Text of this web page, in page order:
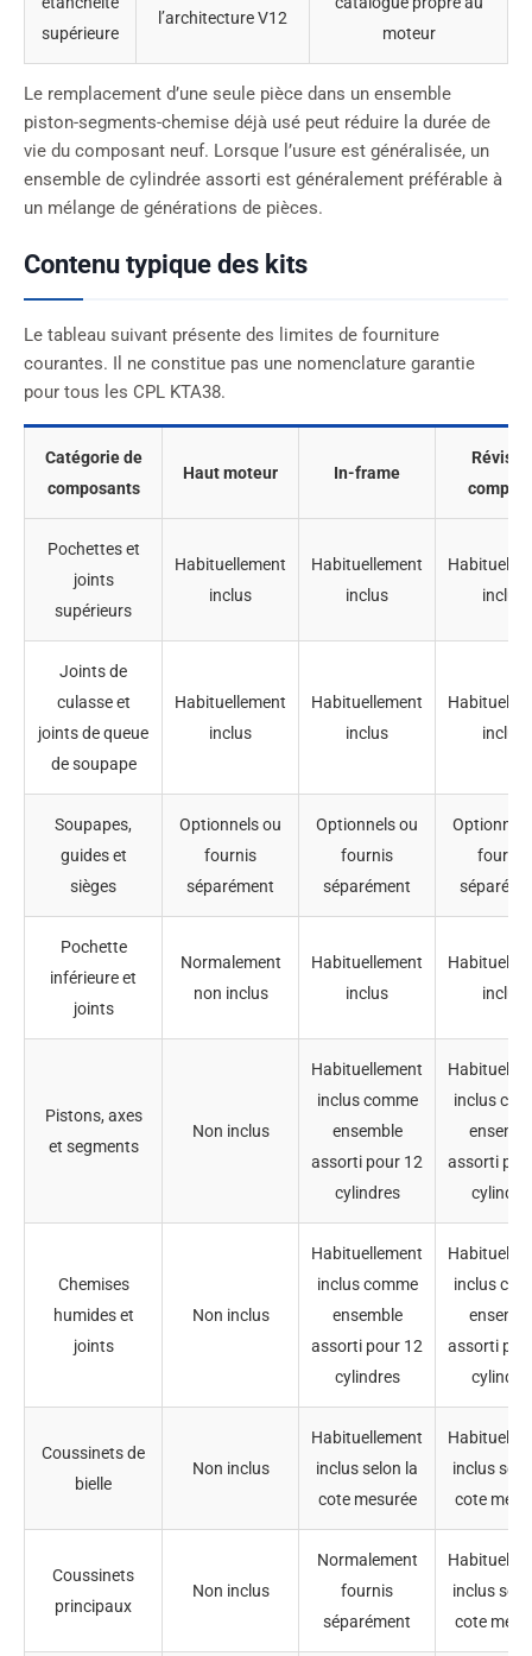
supérieure
l’architecture V12
moteur
Le remplacement d’une seule pièce dans un ensemble
piston-segments-chemise déjà usé peut réduire la durée de
vie du composant neuf. Lorsque l’usure est généralisée, un
ensemble de cylindrée assorti est généralement préférable à
un mélange de générations de pièces.
Contenu typique des kits
Le tableau suivant présente des limites de fourniture
courantes. Il ne constitue pas une nomenclature garantie
pour tous les CPL KTA38.
Catégorie de
composants
Haut moteur In-frame
Pochettes et
joints
supérieurs
Habituellement
inclus
Habituellement
inclus
inclus
Joints de
culasse et
joints de queue
de soupape
Habituellement
inclus
Habituellement
inclus
inclus
Soupapes,
guides et
sièges
Optionnels ou
fournis
séparément
Optionnels ou
fournis
séparément
fournis
Pochette
inférieure et
joints
Normalement
non inclus
Habituellement
inclus
inclus
Pistons, axes
et segments
Non inclus
Habituellement
inclus comme
ensemble
assorti pour 12
cylindres
inclus
assorti
Chemises
humides et
joints
Non inclus
Habituellement
inclus comme
ensemble
assorti pour 12
cylindres
inclus
assorti
Coussinets de
bielle
Non inclus
Habituellement
inclus selon la
cote mesurée
inclus
cote
Coussinets
principaux
Non inclus
Normalement
fournis
séparément
inclus
cote